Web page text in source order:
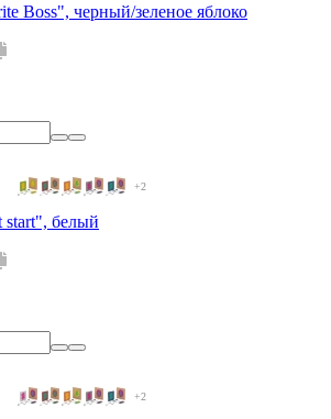
Boss", черный/зеленое яблоко
+2
start", белый
+2